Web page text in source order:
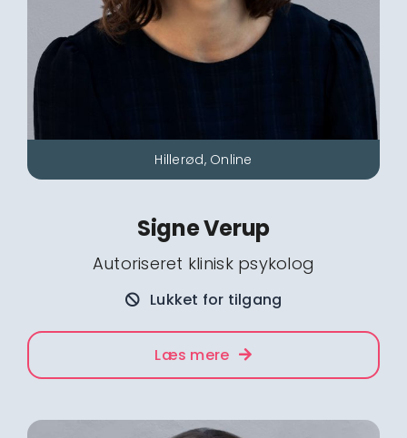
Hillerød, Online
Signe Verup
Autoriseret klinisk psykolog
Lukket for tilgang
Læs mere